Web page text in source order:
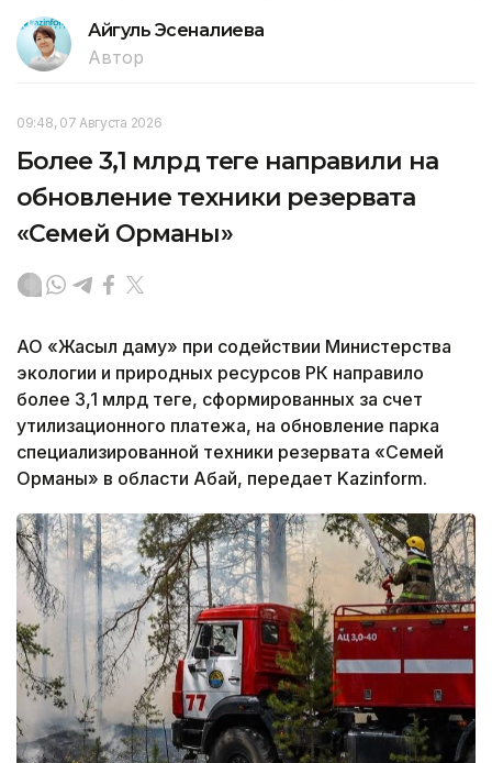
Айгуль Эсеналиева
Автор
09:48, 07 Августа 2026
Более 3,1 млрд теңге направили на
обновление техники резервата
«Семей Орманы»
АО «Жасыл даму» при содействии Министерства
экологии и природных ресурсов РК направило
более 3,1 млрд теңге, сформированных за счет
утилизационного платежа, на обновление парка
специализированной техники резервата «Семей
Орманы» в области Абай, передает Kazinform.